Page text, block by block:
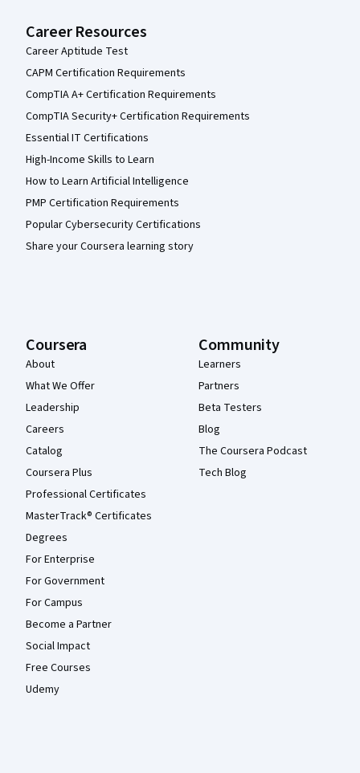
Career Resources
Career Aptitude Test
CAPM Certification Requirements
CompTIA A+ Certification Requirements
CompTIA Security+ Certification Requirements
Essential IT Certifications
High-Income Skills to Learn
How to Learn Artificial Intelligence
PMP Certification Requirements
Popular Cybersecurity Certifications
Share your Coursera learning story
Coursera
About
What We Offer
Leadership
Careers
Catalog
Coursera Plus
Professional Certificates
MasterTrack® Certificates
Degrees
For Enterprise
For Government
For Campus
Become a Partner
Social Impact
Free Courses
Udemy
Community
Learners
Partners
Beta Testers
Blog
The Coursera Podcast
Tech Blog